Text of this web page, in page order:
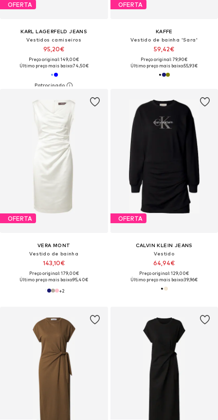
OFERTA
KARL LAGERFELD JEANS
Vestidos camiseiros
95,20€
Preço original: 149,00€
Último preço mais baixo:74,50€
OFERTA
KAFFE
Vestido de bainha 'Sara'
59,42€
Preço original: 79,90€
Último preço mais baixo:55,93€
OFERTA
VERA MONT
Vestido de bainha
143,10€
Preço original: 179,00€
Último preço mais baixo:95,40€
+2
OFERTA
CALVIN KLEIN JEANS
Vestido
64,94€
Preço original: 129,00€
Último preço mais baixo:39,96€